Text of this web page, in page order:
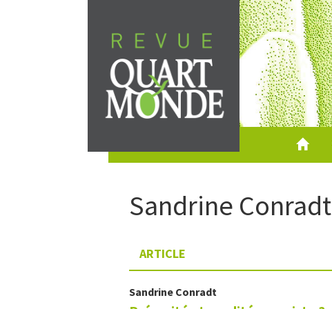
au
contenu
Sandrine Conradt
ARTICLE
Sandrine Conradt